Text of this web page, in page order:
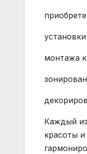
монтажа
Каждый
красоты